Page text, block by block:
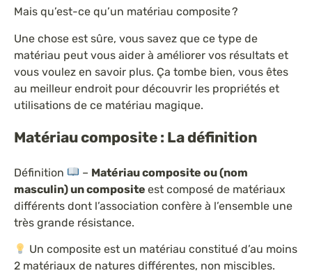
Mais qu’est-ce qu’un matériau composite ?
Une chose est sûre, vous savez que ce type de
matériau peut vous aider à améliorer vos résultats et
vous voulez en savoir plus. Ça tombe bien, vous êtes
au meilleur endroit pour découvrir les propriétés et
utilisations de ce matériau magique.
Matériau composite : La définition
Définition – Matériau composite ou (nom
masculin) un composite est composé de matériaux
différents dont l’association confère à l’ensemble une
très grande résistance.
Un composite est un matériau constitué d’au moins
2 matériaux de natures différentes, non miscibles.